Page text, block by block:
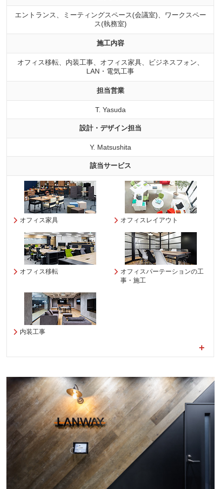
エントランス、ミーティングスペース(会議室)、ワークスペー
ス(執務室)
施工内容
オフィス移転、内装工事、オフィス家具、ビジネスフォン、
LAN・電気工事
担当営業
T. Yasuda
設計・デザイン担当
Y. Matsushita
該当サービス
オフィス家具 オフィスレイアウト
オフィス移転
オフィスパーテーションの工
事・施工
内装工事